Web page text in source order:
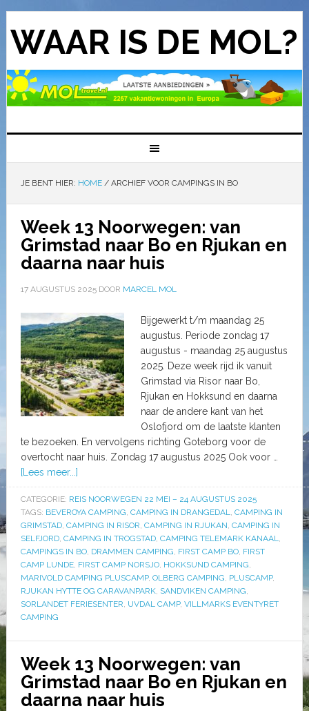
WAAR IS DE MOL?
JE BENT HIER: HOME /ARCHIEF VOOR CAMPINGS IN BO
Week 13 Noorwegen: van
Grimstad naar Bo en Rjukan en
daarna naar huis
17 AUGUSTUS 2025DOOR MARCEL MOL
Bijgewerkt t/m maandag 25
augustus. Periode zondag 17
augustus - maandag 25 augustus
2025. Deze week rijd ik vanuit
Grimstad via Risor naar Bo,
Rjukan en Hokksund en daarna
naar de andere kant van het
Oslofjord om de laatste klanten
te bezoeken. En vervolgens richting Goteborg voor de
overtocht naar huis. Zondag 17 augustus 2025 Ook voor …
[Lees meer...]
CATEGORIE: REIS NOORWEGEN 22 MEI – 24 AUGUSTUS 2025
TAGS: BEVEROYA CAMPING, CAMPING IN DRANGEDAL, CAMPING IN
GRIMSTAD, CAMPING IN RISOR, CAMPING IN RJUKAN, CAMPING IN
SELFJORD, CAMPING IN TROGSTAD, CAMPING TELEMARK KANAAL,
CAMPINGS IN BO, DRAMMEN CAMPING, FIRST CAMP BO, FIRST
CAMP LUNDE, FIRST CAMP NORSJO, HOKKSUND CAMPING,
MARIVOLD CAMPING PLUSCAMP, OLBERG CAMPING, PLUSCAMP,
RJUKAN HYTTE OG CARAVANPARK, SANDVIKEN CAMPING,
SORLANDET FERIESENTER, UVDAL CAMP, VILLMARKS EVENTYRET
CAMPING
Week 13 Noorwegen: van
Grimstad naar Bo en Rjukan en
daarna naar huis